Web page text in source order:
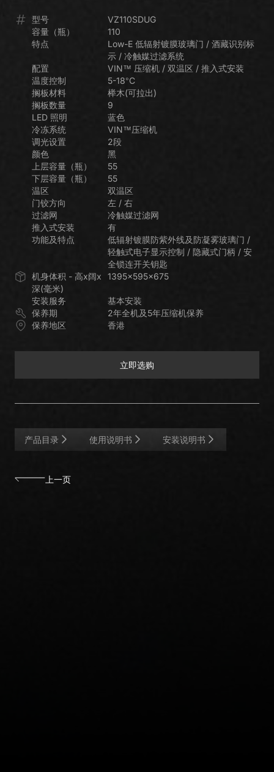
型号
VZ110SDUG
容量（瓶）
110
特点
Low-E 低辐射镀膜玻璃门 / 酒藏识别标
示 / 冷触媒过滤系统
配置
VIN™ 压缩机 / 双温区 / 推入式安装
温度控制
5-18°C
搁板材料
榉木(可拉出)
搁板数量
9
LED 照明
蓝色
冷冻系统
VIN™压缩机
调光设置
2段
颜色
黑
上层容量（瓶）
55
下层容量（瓶）
55
温区
双温区
门铰方向
左 / 右
过滤网
冷触媒过滤网
推入式安装
有
功能及特点
低辐射镀膜防紫外线及防凝雾玻璃门 /
轻触式电子显示控制 / 隐藏式门柄 / 安
全锁连开关钥匙
机身体积 - 高x阔x
深(毫米)
1395x595x675
安装服务
基本安装
保养期
2年全机及5年压缩机保养
保养地区
香港
立即选购
立即选购
产品目录 使用说明书 安装说明书
上一页